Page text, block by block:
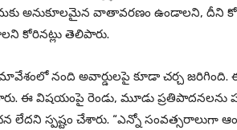
అనుకూలమైన వాతావరణం ఉండాలని, దీని
కోరినట్లు తెలిపారు.
నంది అవార్డులపై కూడా చర్చ జరిగింది.
ఈ విషయంపై రెండు, మూడు ప్రతిపాదనలను
లేదని స్పష్టం చేశారు. “ఎన్నో సంవత్సరాలుగా